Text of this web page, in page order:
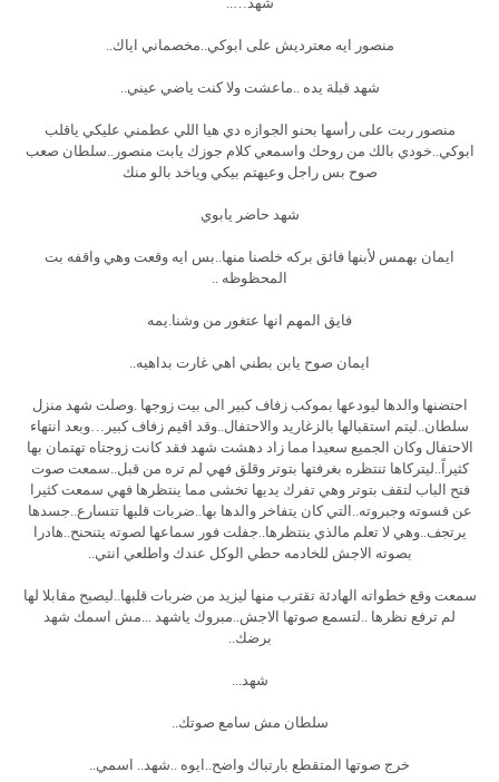
منصور ايه معترديش على ابوكي..مخصماني اياك..
شهد قبلة يده ..ماعشت ولا كنت ياضي عيني..
منصور ربت على رأسها بحنو الجوازه دي هيا اللي عطمني عليكي ياقلب
ابوكي..خودي بالك من روحك واسمعي كلام جوزك يابت منصور..سلطان صعب
صوح بس راجل وعيهتم بيكي وياخد بالو منك
شهد حاضر يابوي
ايمان بهمس لأبنها فائق بركه خلصنا منها..بس ايه وقعت وهي واقفه بت
المحظوظه ..
فايق المهم انها عتغور من وشنا.يمه
ايمان صوح يابن بطني اهي غارت بداهيه..
احتضنها والدها ليودعها بموكب زفاف كبير الى بيت زوجها .وصلت شهد منزل
سلطان..ليتم استقبالها بالزغاريد والاحتفال..وقد اقيم زفاف كبير…وبعد انتهاء
الاحتفال وكان الجميع سعيدا مما زاد دهشت شهد فقد كانت زوجتاه تهتمان بها
كثيراً..ليتركاها تنتظره بغرفتها بتوتر وقلق فهي لم تره من قبل..سمعت صوت
فتح الباب لتقف بتوتر وهي تفرك يديها تخشى مما ينتظرها فهي سمعت كثيرا
عن قسوته وجبروته..التي كان يتفاخر والدها بها..ضربات قلبها تتسارع..جسدها
يرتجف..وهي لا تعلم مالذي ينتظرها..جفلت فور سماعها لصوته يتنحنح..هادرا
بصوته الاجش للخادمه حطي الوكل عندك واطلعي انتي..
سمعت وقع خطواته الهادئة تقترب منها ليزيد من ضربات قلبها..ليصبح مقابلا لها
لم ترفع نظرها ..لتسمع صوتها الاجش..مبروك ياشهد ...مش اسمك شهد
برضك..
شهد...
سلطان مش سامع صوتك..
خرج صوتها المتقطع بارتباك واضح..ايوه ..شهد.. اسمي..